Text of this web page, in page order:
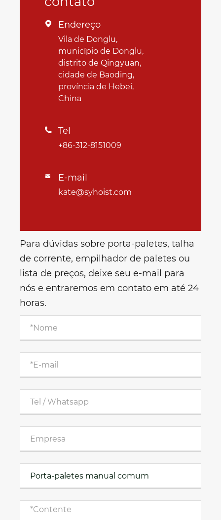
 Endereço
Vila de Donglu,
município de Donglu,
distrito de Qingyuan,
cidade de Baoding,
província de Hebei,
China
 Tel
+86-312-8151009
 E-mail
kate@syhoist.com
Para dúvidas sobre porta-paletes, talha
de corrente, empilhador de paletes ou
lista de preços, deixe seu e-mail para
nós e entraremos em contato em até 24
horas.